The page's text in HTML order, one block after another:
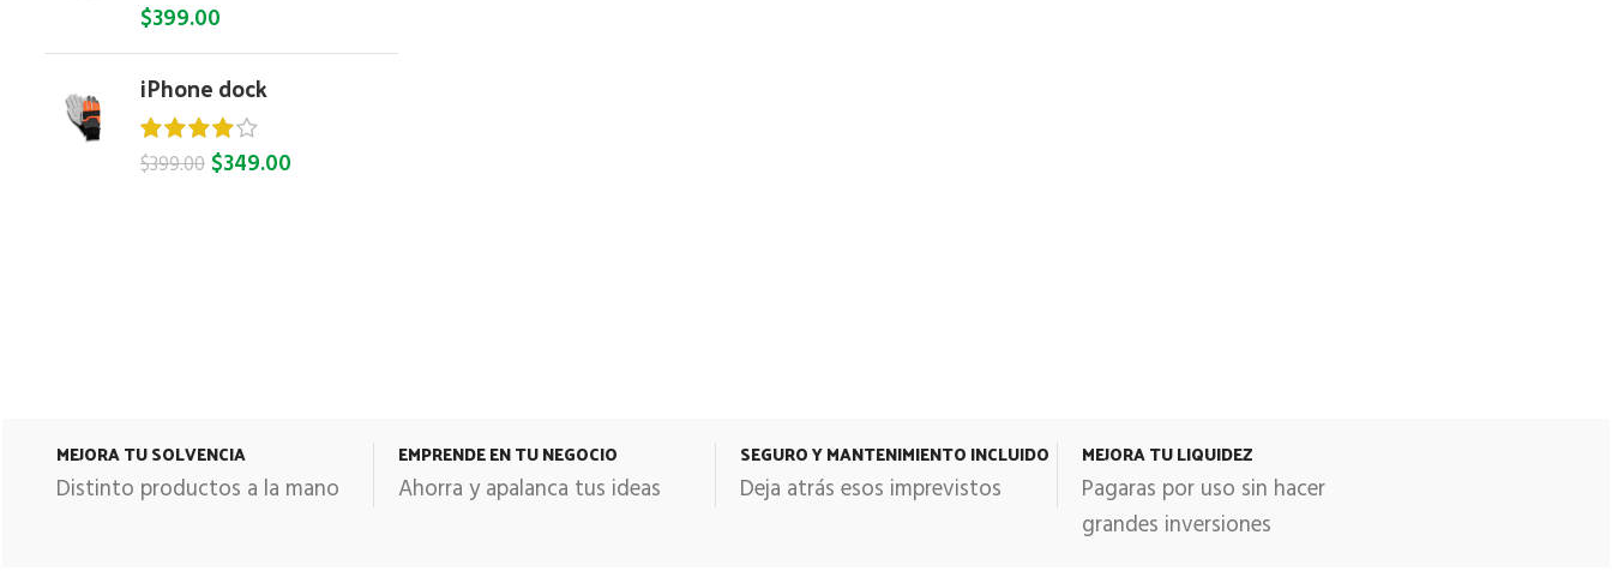
$399.00
iPhone dock
$399.00 $349.00
MEJORA TU SOLVENCIA
Distinto productos a la mano
EMPRENDE EN TU NEGOCIO
Ahorra y apalanca tus ideas
SEGURO Y MANTENIMIENTO INCLUIDO
Deja atrás esos imprevistos
MEJORA TU LIQUIDEZ
Pagaras por uso sin hacer
grandes inversiones